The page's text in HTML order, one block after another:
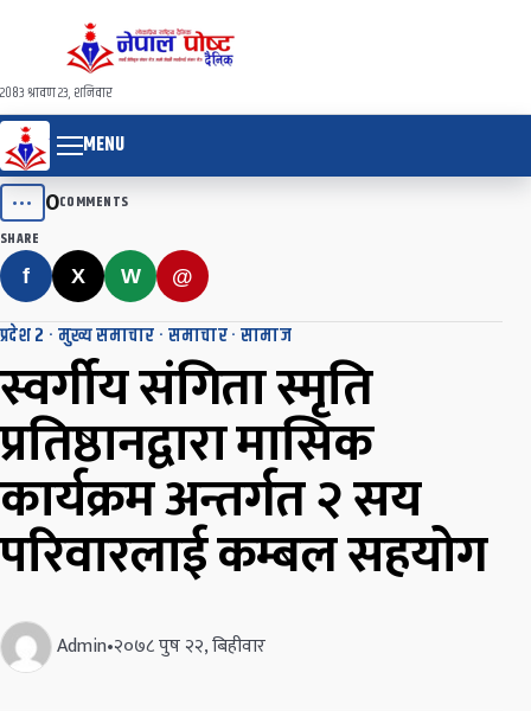
२०८३ श्रावण २३, शनिवार
MENU
••• 0COMMENTS
SHARE
f X W @
प्रदेश २ · मुख्य समाचार · समाचार·सामाज
स्वर्गीय संगिता स्मृति
प्रतिष्ठानद्वारा मासिक
कार्यक्रम अन्तर्गत २ सय
परिवारलाई कम्बल सहयोग
Admin•२०७८ पुष २२, बिहीवार